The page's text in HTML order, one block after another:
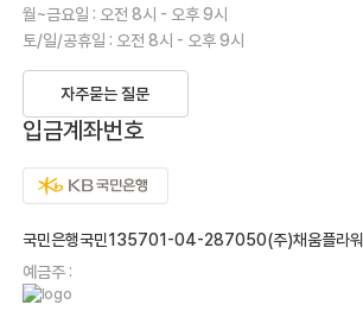
월~금요일 : 오전 8시 - 오후 9시
토/일/공휴일 : 오전 8시 - 오후 9시
자주묻는 질문
입금계좌번호
국민은행국민135701-04-287050(주)채움플라워
예금주 :